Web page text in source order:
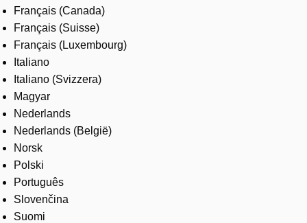
Français (Canada)
Français (Suisse)
Français (Luxembourg)
Italiano
Italiano (Svizzera)
Magyar
Nederlands
Nederlands (België)
Norsk
Polski
Português
Slovenčina
Suomi